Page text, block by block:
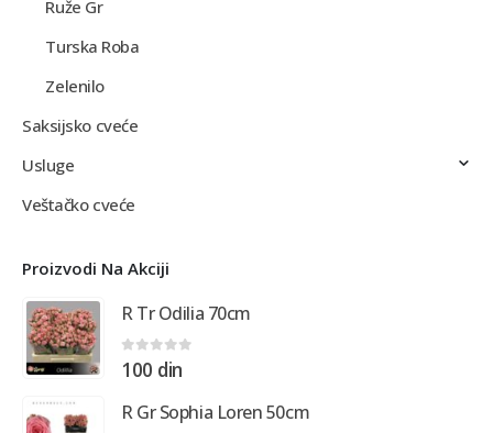
Ruže Gr
Turska Roba
Zelenilo
Saksijsko cveće
Usluge
Veštačko cveće
Proizvodi Na Akciji
R Tr Odilia 70cm
0 out of 5
100 din
R Gr Sophia Loren 50cm